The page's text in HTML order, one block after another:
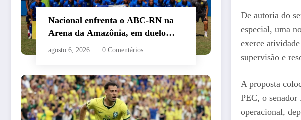
Nacional enfrenta o ABC-RN na
Arena da Amazônia, em duelo
valendo o acesso à Série C
agosto 6, 2026 0 Comentários
De autoria do
especial, uma
exerce
supervisão e
A proposta
PEC, o
operacional,